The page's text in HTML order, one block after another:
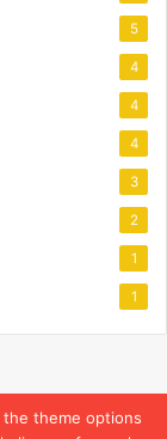
theme options
5
4
4
4
3
2
1
1